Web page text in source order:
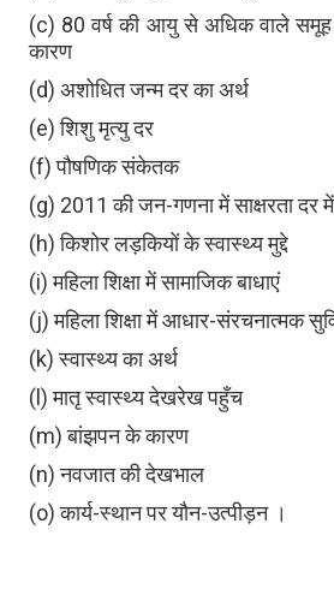
(c) 80 वर्ष की आयु से अधिक वाले
कारण
(d) अशोधित जन्म दर का अर्थ
(e) शिशु मृत्यु दर
(f) पौषणिक संकेतक
(g) 2011 की जन-गणना में साक्षरता दर
(h) किशोर लड़कियों के स्वास्थ्य मुद्दे
(i) महिला शिक्षा में सामाजिक बाधाएं
(j) महिला शिक्षा में आधार-संरचनात्मक
(k) स्वास्थ्य का अर्थ
(l) मातृ स्वास्थ्य देखरेख पहुँच
(m) बांझपन के कारण
(n) नवजात की देखभाल
(o) कार्य-स्थान पर यौन-उत्पीड़न ।